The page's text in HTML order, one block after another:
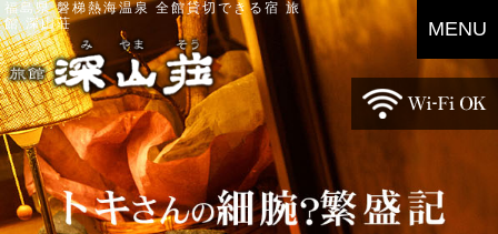
福島県 磐梯熱海温泉 全館貸切できる宿 旅
館 深山荘
MENU